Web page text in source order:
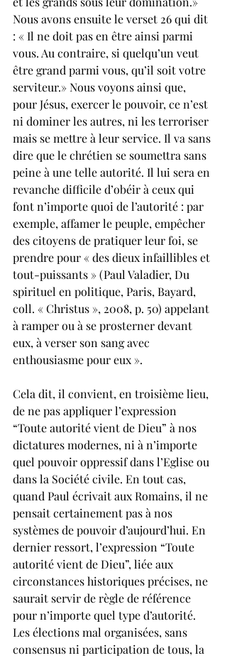
Nous avons ensuite le verset 26 qui dit
: « Il ne doit pas en être ainsi parmi
vous. Au contraire, si quelqu’un veut
être grand parmi vous, qu’il soit votre
serviteur.» Nous voyons ainsi que,
pour Jésus, exercer le pouvoir, ce n’est
ni dominer les autres, ni les terroriser
mais se mettre à leur service. Il va sans
dire que le chrétien se soumettra sans
peine à une telle autorité. Il lui sera en
revanche difficile d’obéir à ceux qui
font n’importe quoi de l’autorité : par
exemple, affamer le peuple, empêcher
des citoyens de pratiquer leur foi, se
prendre pour « des dieux infaillibles et
tout-puissants » (Paul Valadier, Du
spirituel en politique, Paris, Bayard,
coll. « Christus », 2008, p. 50) appelant
à ramper ou à se prosterner devant
eux, à verser son sang avec
enthousiasme pour eux ».
Cela dit, il convient, en troisième lieu,
de ne pas appliquer l’expression
“Toute autorité vient de Dieu” à nos
dictatures modernes, ni à n’importe
quel pouvoir oppressif dans l’Eglise ou
dans la Société civile. En tout cas,
quand Paul écrivait aux Romains, il ne
pensait certainement pas à nos
systèmes de pouvoir d’aujourd’hui. En
dernier ressort, l’expression “Toute
autorité vient de Dieu”, liée aux
circonstances historiques précises, ne
saurait servir de règle de référence
pour n’importe quel type d’autorité.
Les élections mal organisées, sans
consensus ni participation de tous, la